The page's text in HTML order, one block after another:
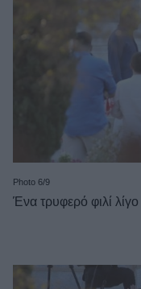
Photo 6/9
Ένα τρυφερό φιλί